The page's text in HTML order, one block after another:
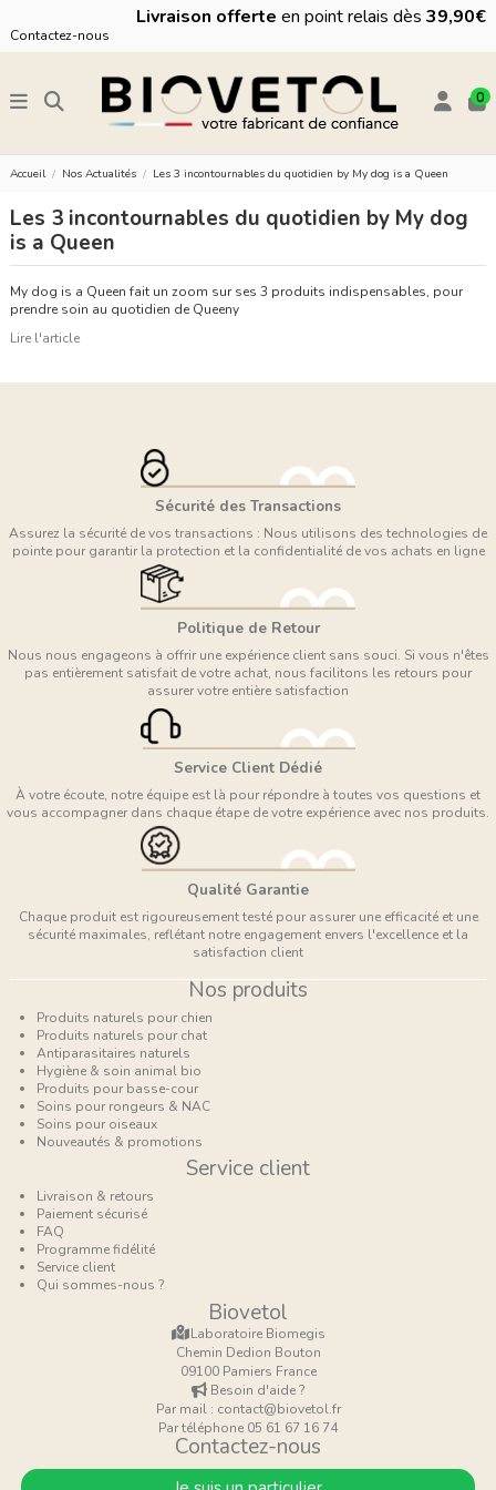
Livraison offerte en point relais dès 39,90€
Contactez-nous
0
Accueil Nos Actualités Les 3 incontournables du quotidien by My dog is a Queen
Les 3 incontournables du quotidien by My dog
is a Queen
My dog is a Queen fait un zoom sur ses 3 produits indispensables, pour
prendre soin au quotidien de Queeny
Lire l'article
Sécurité des Transactions
Assurez la sécurité de vos transactions : Nous utilisons des technologies de
pointe pour garantir la protection et la confidentialité de vos achats en ligne
Politique de Retour
Nous nous engageons à offrir une expérience client sans souci. Si vous n'êtes
pas entièrement satisfait de votre achat, nous facilitons les retours pour
assurer votre entière satisfaction
Service Client Dédié
À votre écoute, notre équipe est là pour répondre à toutes vos questions et
vous accompagner dans chaque étape de votre expérience avec nos produits.
Qualité Garantie
Chaque produit est rigoureusement testé pour assurer une efficacité et une
sécurité maximales, reflétant notre engagement envers l'excellence et la
satisfaction client
Nos produits
Produits naturels pour chien
Produits naturels pour chat
Antiparasitaires naturels
Hygiène & soin animal bio
Produits pour basse-cour
Soins pour rongeurs & NAC
Soins pour oiseaux
Nouveautés & promotions
Service client
Livraison & retours
Paiement sécurisé
FAQ
Programme fidélité
Service client
Qui sommes-nous ?
Biovetol
Laboratoire Biomegis
Chemin Dedion Bouton
09100 Pamiers France
Besoin d'aide ?
Par mail : contact@biovetol.fr
Par téléphone 05 61 67 16 74
Contactez-nous